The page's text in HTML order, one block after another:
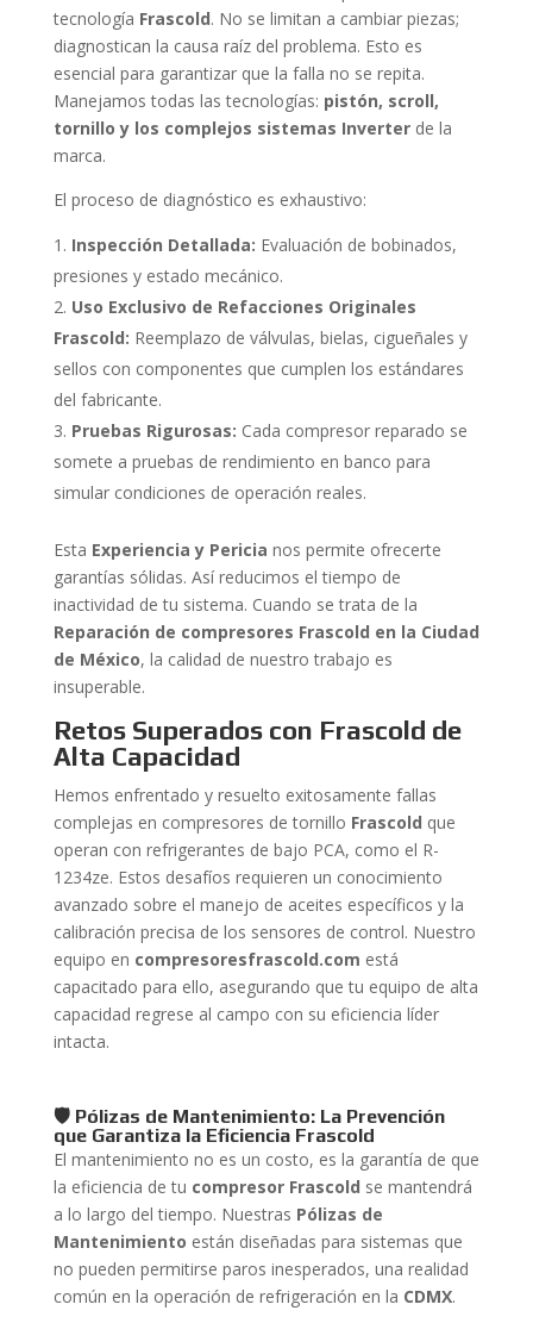
tecnología Frascold. No se limitan a cambiar piezas;
diagnostican la causa raíz del problema. Esto es
esencial para garantizar que la falla no se repita.
Manejamos todas las tecnologías: pistón, scroll,
tornillo y los complejos sistemas Inverterde la
marca.
El proceso de diagnóstico es exhaustivo:
Inspección Detallada: Evaluación de bobinados,
presiones y estado mecánico.
Uso Exclusivo de Refacciones Originales
Frascold: Reemplazo de válvulas, bielas, cigueñales y
sellos con componentes que cumplen los estándares
del fabricante.
Pruebas Rigurosas: Cada compresor reparado se
somete a pruebas de rendimiento en banco para
simular condiciones de operación reales.
Esta Experiencia y Pericia nos permite ofrecerte
garantías sólidas. Así reducimos el tiempo de
inactividad de tu sistema. Cuando se trata de la
Reparación de compresores Frascold en la Ciudad
de México, la calidad de nuestro trabajo es
insuperable.
Retos Superados con Frascold de
Alta Capacidad
Hemos enfrentado y resuelto exitosamente fallas
complejas en compresores de tornillo Frascold que
operan con refrigerantes de bajo PCA, como el R-
1234ze. Estos desafíos requieren un conocimiento
avanzado sobre el manejo de aceites específicos y la
calibración precisa de los sensores de control. Nuestro
equipo en compresoresfrascold.com está
capacitado para ello, asegurando que tu equipo de alta
capacidad regrese al campo con su eficiencia líder
intacta.
🛡️ Pólizas de Mantenimiento: La Prevención
que Garantiza la Eficiencia Frascold
El mantenimiento no es un costo, es la garantía de que
la eficiencia de tu compresor Frascold se mantendrá
a lo largo del tiempo. Nuestras Pólizas de
Mantenimiento están diseñadas para sistemas que
no pueden permitirse paros inesperados, una realidad
común en la operación de refrigeración en la CDMX.